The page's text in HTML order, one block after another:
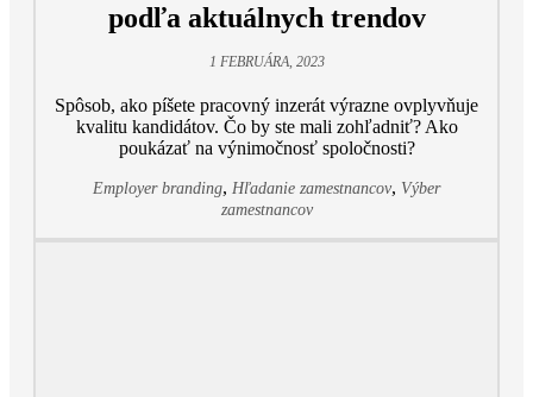
podľa aktuálnych trendov
1 FEBRUÁRA, 2023
Spôsob, ako píšete pracovný inzerát výrazne ovplyvňuje
kvalitu kandidátov. Čo by ste mali zohľadniť? Ako
poukázať na výnimočnosť spoločnosti?
Employer branding, Hľadanie zamestnancov, Výber
zamestnancov